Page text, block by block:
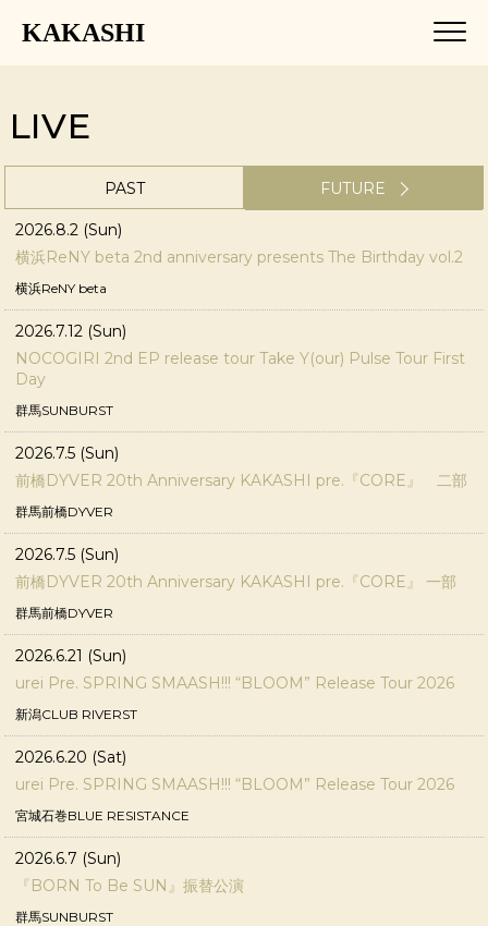
KAKASHI
LIVE
PAST FUTURE
2026.8.2 (Sun)
横浜ReNY beta 2nd anniversary presents The Birthday vol.2
横浜ReNY beta
2026.7.12 (Sun)
NOCOGIRI 2nd EP release tour Take Y(our) Pulse Tour First
Day
群馬SUNBURST
2026.7.5 (Sun)
前橋DYVER 20th Anniversary KAKASHI pre.『CORE』 二部
群馬前橋DYVER
2026.7.5 (Sun)
前橋DYVER 20th Anniversary KAKASHI pre.『CORE』 一部
群馬前橋DYVER
2026.6.21 (Sun)
urei Pre. SPRING SMAASH!!! “BLOOM” Release Tour 2026
新潟CLUB RIVERST
2026.6.20 (Sat)
urei Pre. SPRING SMAASH!!! “BLOOM” Release Tour 2026
宮城石巻BLUE RESISTANCE
2026.6.7 (Sun)
『BORN To Be SUN』振替公演
群馬SUNBURST